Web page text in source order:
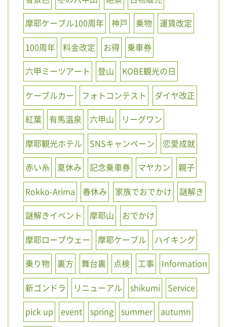
摩耶ケーブル100周年
神戸 乗物
運賃改定
100周年
料金改定 お得
乗車券
六甲ミーツアート
登山
KOBE観光の日
ケーブルカー
フォトコンテスト
ダイヤ改正
紅葉
有馬温泉 六甲山
リーグワン
摩耶観光ホテル
SNSキャンペーン
恋愛成就
赤い糸
夏休み 記念乗車券 マヤカン
親子
Rokko-Arima
春休み 家族でおでかけ
謎解き
謎解きイベント
摩耶山
おでかけ
摩耶ロープウェー
摩耶ケーブル
ハイキング
乗り物
裏方 舞台裏 点検 工事
Information
新ゴンドラ
リニューアル shikumi
Service
pick up
event spring summer
autumn